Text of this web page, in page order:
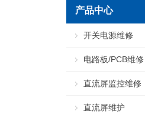
产品中心
开关电源维修
电路板/PCB维修
直流屏监控维修
直流屏维护